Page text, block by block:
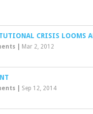
CRISIS LOOMS
| Mar 2, 2012
| Sep 12, 2014